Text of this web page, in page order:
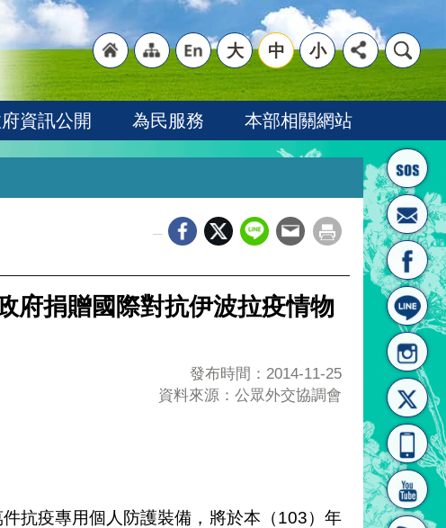
首頁
"網
站導
"英
文語
大 中 小
資訊公開 為民服務 本部相關網站
府捐贈國際對抗伊波拉疫情物
發布時間：2014-11-25
資料來源：公眾外交協調會
抗疫專用個人防護裝備，將於本（103）年